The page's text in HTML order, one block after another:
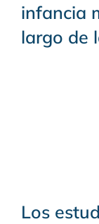
infancia
largo de
Los